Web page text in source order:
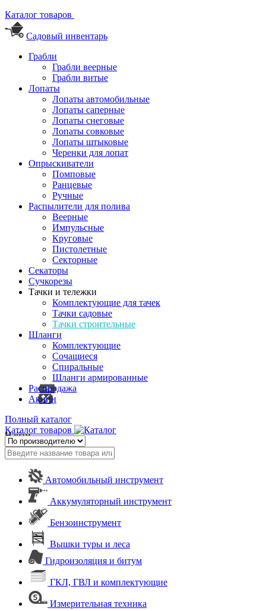
Каталог товаров
Садовый инвентарь
Грабли
Грабли веерные
Грабли витые
Лопаты
Лопаты автомобильные
Лопаты саперные
Лопаты снеговые
Лопаты совковые
Лопаты штыковые
Черенки для лопат
Опрыскиватели
Помповые
Ранцевые
Ручные
Распылители для полива
Веерные
Импульсные
Круговые
Пистолетные
Секторные
Секаторы
Сучкорезы
Тачки и тележки
Комплектующие для тачек
Тачки садовые
Тачки строительные
Шланги
Комплектующие
Сочащиеся
Спиральные
Шланги армированные
Распродажа
Акции
Полный каталог
Каталог товаров
Найти
Автомобильный инструмент
Аккумуляторный инструмент
Бензоинструмент
Вышки туры и леса
Гидроизоляция и битум
ГКЛ, ГВЛ и комплектующие
Измерительная техника